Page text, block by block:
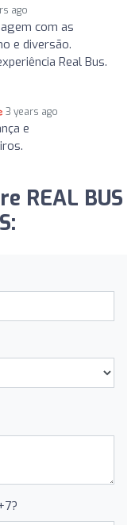
ago
com as
e diversão.
Real Bus.
3 years ago
e
REAL BUS